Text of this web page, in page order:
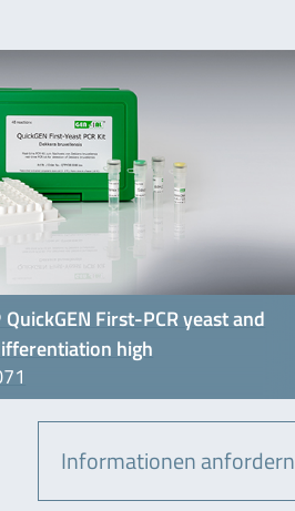
First-PCR yeast and
high
Informationen anfordern